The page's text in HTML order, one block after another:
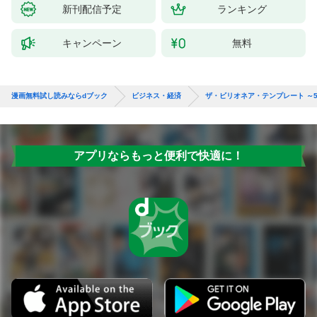
新刊配信予定 ランキング
キャンペーン 無料
漫画無料試し読みならdブック ビジネス・経済 ザ・ビリオネア・テンプレート
アプリならもっと便利で快適に！